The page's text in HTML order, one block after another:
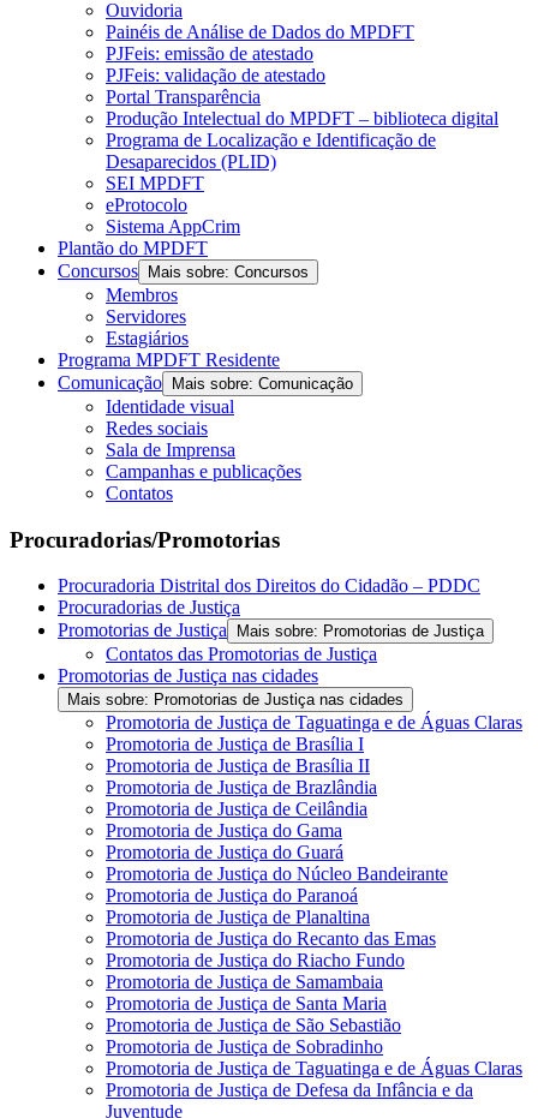
Ouvidoria
Painéis de Análise de Dados do MPDFT
PJFeis: emissão de atestado
PJFeis: validação de atestado
Portal Transparência
Produção Intelectual do MPDFT – biblioteca digital
Programa de Localização e Identificação de
Desaparecidos (PLID)
SEI MPDFT
eProtocolo
Sistema AppCrim
Plantão do MPDFT
Concursos
Mais sobre: Concursos
Membros
Servidores
Estagiários
Programa MPDFT Residente
Comunicação
Mais sobre: Comunicação
Identidade visual
Redes sociais
Sala de Imprensa
Campanhas e publicações
Contatos
Procuradorias/Promotorias
Procuradoria Distrital dos Direitos do Cidadão – PDDC
Procuradorias de Justiça
Promotorias de Justiça
Mais sobre: Promotorias de Justiça
Contatos das Promotorias de Justiça
Promotorias de Justiça nas cidades
Mais sobre: Promotorias de Justiça nas cidades
Promotoria de Justiça de Taguatinga e de Águas Claras
Promotoria de Justiça de Brasília I
Promotoria de Justiça de Brasília II
Promotoria de Justiça de Brazlândia
Promotoria de Justiça de Ceilândia
Promotoria de Justiça do Gama
Promotoria de Justiça do Guará
Promotoria de Justiça do Núcleo Bandeirante
Promotoria de Justiça do Paranoá
Promotoria de Justiça de Planaltina
Promotoria de Justiça do Recanto das Emas
Promotoria de Justiça do Riacho Fundo
Promotoria de Justiça de Samambaia
Promotoria de Justiça de Santa Maria
Promotoria de Justiça de São Sebastião
Promotoria de Justiça de Sobradinho
Promotoria de Justiça de Taguatinga e de Águas Claras
Promotoria de Justiça de Defesa da Infância e da
Juventude